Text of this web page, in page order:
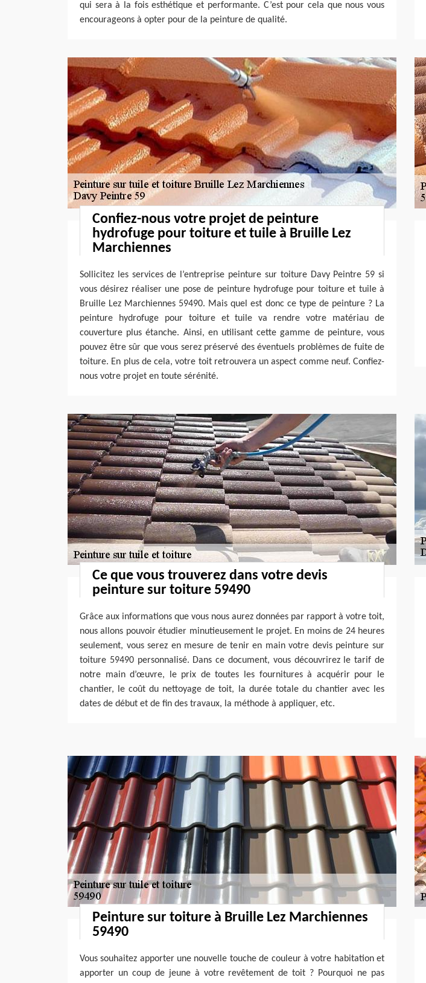
qui sera à la fois esthétique et performante. C’est pour cela que nous vous
encourageons à opter pour de la peinture de qualité.
Confiez-nous votre projet de peinture
hydrofuge pour toiture et tuile à Bruille Lez
Marchiennes
Sollicitez les services de l’entreprise peinture sur toiture Davy Peintre 59 si
vous désirez réaliser une pose de peinture hydrofuge pour toiture et tuile à
Bruille Lez Marchiennes 59490. Mais quel est donc ce type de peinture ? La
peinture hydrofuge pour toiture et tuile va rendre votre matériau de
couverture plus étanche. Ainsi, en utilisant cette gamme de peinture, vous
pouvez être sûr que vous serez préservé des éventuels problèmes de fuite de
toiture. En plus de cela, votre toit retrouvera un aspect comme neuf. Confiez-
nous votre projet en toute sérénité.
Ce que vous trouverez dans votre devis
peinture sur toiture 59490
Grâce aux informations que vous nous aurez données par rapport à votre toit,
nous allons pouvoir étudier minutieusement le projet. En moins de 24 heures
seulement, vous serez en mesure de tenir en main votre devis peinture sur
toiture 59490 personnalisé. Dans ce document, vous découvrirez le tarif de
notre main d’œuvre, le prix de toutes les fournitures à acquérir pour le
chantier, le coût du nettoyage de toit, la durée totale du chantier avec les
dates de début et de fin des travaux, la méthode à appliquer, etc.
Peinture sur toiture à Bruille Lez Marchiennes
59490
Vous souhaitez apporter une nouvelle touche de couleur à votre habitation et
apporter un coup de jeune à votre revêtement de toit ? Pourquoi ne pas